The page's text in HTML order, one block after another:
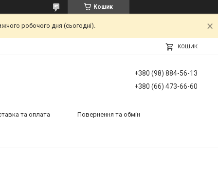
Кошик
робочого дня (сьогодні).
КОШИК
+380 (98) 884-56-13
+380 (66) 473-66-60
та оплата Повернення та обмін